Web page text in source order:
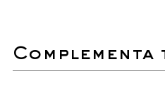
Secado
sandalias